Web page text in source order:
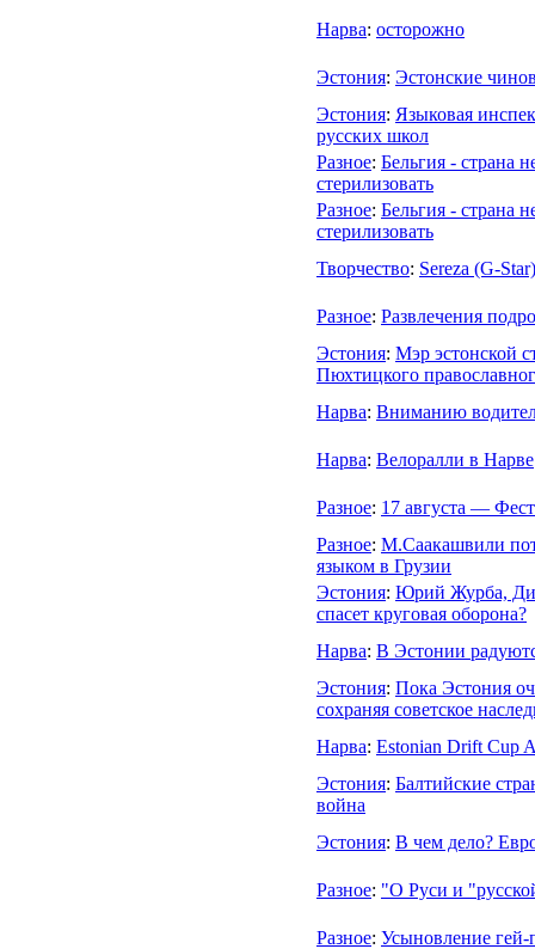
Нарва: осторожно
Эстония: Эстонские
Эстония: Языковая
русских школ
Разное: Бельгия - страна
стерилизовать
Разное: Бельгия - страна
стерилизовать
Творчество: Sereza (G-
Разное: Развлечения
Эстония: Мэр эстонской
Пюхтицкого
Нарва: Вниманию
Нарва: Велоралли в Нарве
Разное: 17 августа —
Разное: М.Саакашвили
языком в Грузии
Эстония: Юрий Журба,
спасет круговая оборона?
Нарва: В Эстонии
Эстония: Пока Эстония
сохраняя советское
Нарва: Estonian Drift Cup
Эстония: Балтийские
война
Эстония: В чем дело?
Разное: "О Руси и
Разное: Усыновление гей-